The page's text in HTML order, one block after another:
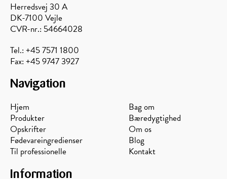
Herredsvej 30 A
DK-7100 Vejle
CVR-nr.: 54664028
Tel.: +45 7571 1800
Fax: +45 9747 3927
Navigation
Hjem
Produkter
Opskrifter
Fødevareingredienser
Til professionelle
Bag om
Bæredygtighed
Om os
Blog
Kontakt
Information